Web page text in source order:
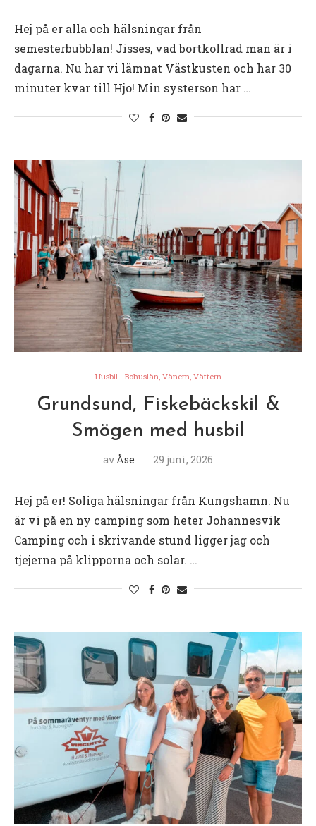
Hej på er alla och hälsningar från
semesterbubblan! Jisses, vad bortkollrad man är i
dagarna. Nu har vi lämnat Västkusten och har 30
minuter kvar till Hjo! Min systerson har …
Husbil - Bohuslän, Vänern, Vättern
Grundsund, Fiskebäckskil &
Smögen med husbil
av Åse 29 juni, 2026
Hej på er! Soliga hälsningar från Kungshamn. Nu
är vi på en ny camping som heter Johannesvik
Camping och i skrivande stund ligger jag och
tjejerna på klipporna och solar. …